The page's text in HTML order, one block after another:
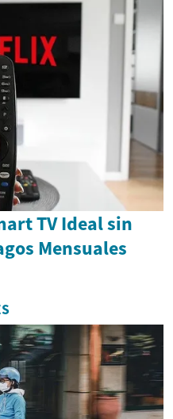
TV Ideal sin
Mensuales